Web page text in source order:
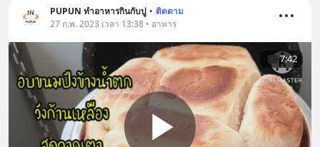
PUPUN ทำอาหารกินกับปู • ติดตาม
27 ก.พ. 2023 เวลา 13:38 • อาหาร
7:42